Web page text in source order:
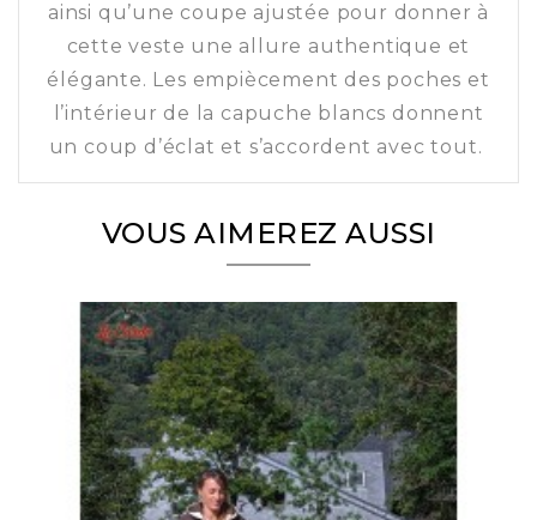
ainsi qu’une coupe ajustée pour donner à
cette veste une allure authentique et
élégante. Les empiècement des poches et
l’intérieur de la capuche blancs donnent
un coup d’éclat et s’accordent avec tout.
VOUS AIMEREZ AUSSI